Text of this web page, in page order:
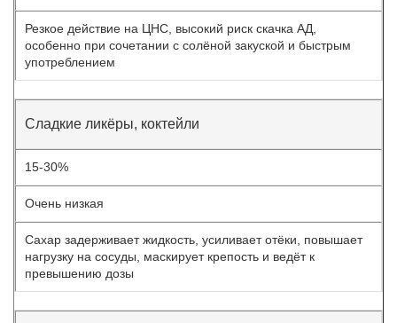
Резкое действие на ЦНС, высокий риск скачка АД,
особенно при сочетании с солёной закуской и быстрым
употреблением
Сладкие ликёры, коктейли
15-30%
Очень низкая
Сахар задерживает жидкость, усиливает отёки, повышает
нагрузку на сосуды, маскирует крепость и ведёт к
превышению дозы